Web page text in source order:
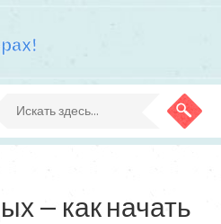
— как начать